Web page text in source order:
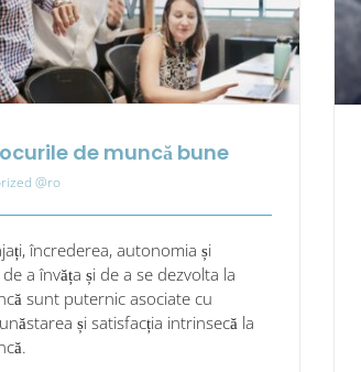
de muncă bune
@ro
încrederea, autonomia și
a învăța și de a se dezvolta la
sunt puternic asociate cu
și satisfacția intrinsecă la